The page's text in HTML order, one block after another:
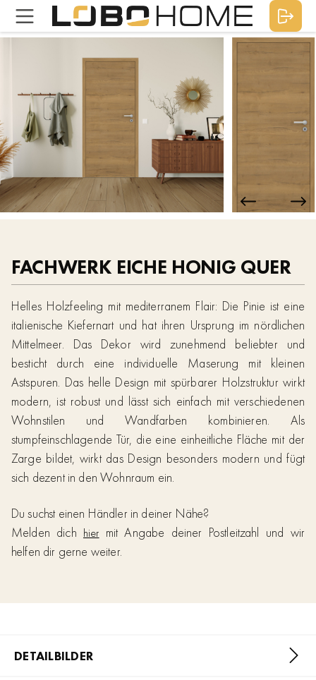
FACHWERK EICHE HONIG QUER
Helles Holzfeeling mit mediterranem Flair: Die Pinie ist eine
italienische Kiefernart und hat ihren Ursprung im nördlichen
Mittelmeer. Das Dekor wird zunehmend beliebter und
besticht durch eine individuelle Maserung mit kleinen
Astspuren. Das helle Design mit spürbarer Holzstruktur wirkt
modern, ist robust und lässt sich einfach mit verschiedenen
Wohnstilen und Wandfarben kombinieren. Als
stumpfeinschlagende Tür, die eine einheitliche Fläche mit der
Zarge bildet, wirkt das Design besonders modern und fügt
sich dezent in den Wohnraum ein.
Du suchst einen Händler in deiner Nähe?
Melden dich hier mit Angabe deiner Postleitzahl und wir
helfen dir gerne weiter.
DETAILBILDER